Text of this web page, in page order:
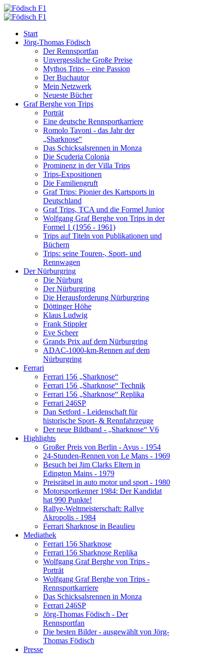
Start
Jörg-Thomas Födisch
Der Rennsportfan
Unvergessliche Große Preise
Mythos Trips – eine Passion
Der Buchautor
Mein Netzwerk
Neueste Bücher
Graf Berghe von Trips
Porträt
Eine deutsche Rennsportkarriere
Romolo Tavoni - das Jahr der
„Sharknose“
Das Schicksalsrennen in Monza
Die Scuderia Colonia
Prominenz in der Villa Trips
Trips-Expositionen
Die Familiengruft
Graf Trips: Pionier des Kartsports in
Deutschland
Graf Trips, TCA und die Formel Junior
Wolfgang Graf Berghe von Trips in der
Formel 1 (1956 - 1961)
Trips auf Titeln von Publikationen und
Büchern
Trips: seine Touren-, Sport- und
Rennwagen
Der Nürburgring
Die Nürburg
Der Nürburgring
Die Herausforderung Nürburgring
Döttinger Höhe
Klaus Ludwig
Frank Stippler
Eve Scheer
Grands Prix auf dem Nürburgring
ADAC-1000-km-Rennen auf dem
Nürburgring
Ferrari
Ferrari 156 „Sharknose“
Ferrari 156 „Sharknose“ Technik
Ferrari 156 „Sharknose“ Replika
Ferrari 246SP
Dan Setford - Leidenschaft für
historische Sport- & Rennfahrzeuge
Der neue Bildband - „Sharknose“ V6
Highlights
Großer Preis von Berlin - Avus - 1954
24-Stunden-Rennen von Le Mans - 1969
Besuch bei Jim Clarks Eltern in
Edington Mains - 1979
Preisrätsel in auto motor und sport - 1980
Motorsportkenner 1984: Der Kandidat
hat 990 Punkte!
Rallye-Weltmeisterschaft: Rallye
Akropolis - 1984
Ferrari Sharknose in Beaulieu
Mediathek
Ferrari 156 Sharknose
Ferrari 156 Sharknose Replika
Wolfgang Graf Berghe von Trips -
Porträt
Wolfgang Graf Berghe von Trips -
Rennsportkarriere
Das Schicksalsrennen in Monza
Ferrari 246SP
Jörg-Thomas Födisch - Der
Rennsportfan
Die besten Bilder - ausgewählt von Jörg-
Thomas Födisch
Presse